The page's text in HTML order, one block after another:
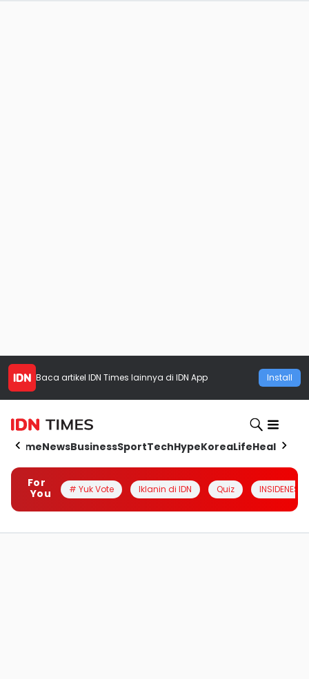
Baca artikel IDN Times lainnya di IDN App Install
HomeNewsBusinessSportTechHypeKoreaLifeHealth
For
You
# Yuk Vote Iklanin di IDN Quiz INSIDENESIA